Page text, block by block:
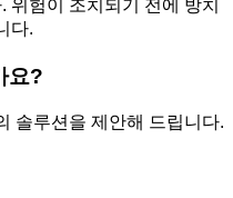
위험이 조치되기 전에 방치
다.
요?
솔루션을 제안해 드립니다.